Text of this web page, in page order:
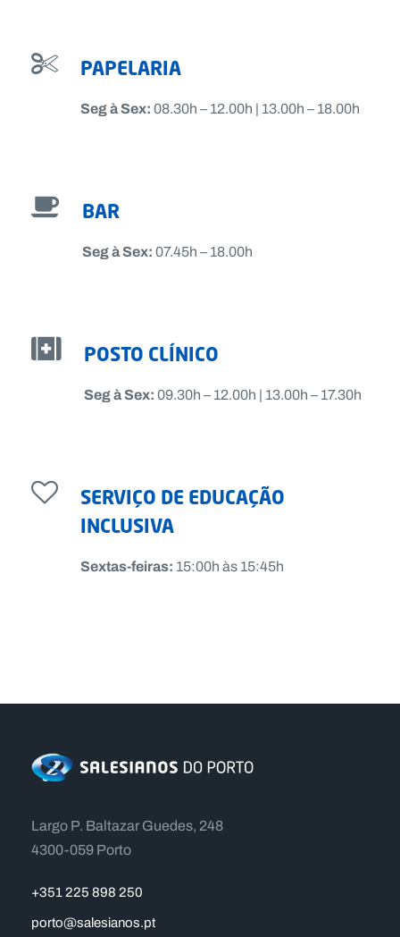
PAPELARIA
Seg à Sex:08.30h – 12.00h | 13.00h – 18.00h
BAR
Seg à Sex:07.45h – 18.00h
POSTO CLÍNICO
Seg à Sex:09.30h – 12.00h | 13.00h – 17.30h
SERVIÇO DE EDUCAÇÃO
INCLUSIVA
Sextas-feiras: 15:00h às 15:45h
Largo P. Baltazar Guedes, 248
4300-059 Porto
+351 225 898 250
porto@salesianos.pt